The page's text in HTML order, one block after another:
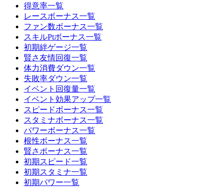
得意率一覧
レースボーナス一覧
ファン数ボーナス一覧
スキルPtボーナス一覧
初期絆ゲージ一覧
賢さ友情回復一覧
体力消費ダウン一覧
失敗率ダウン一覧
イベント回復量一覧
イベント効果アップ一覧
スピードボーナス一覧
スタミナボーナス一覧
パワーボーナス一覧
根性ボーナス一覧
賢さボーナス一覧
初期スピード一覧
初期スタミナ一覧
初期パワー一覧